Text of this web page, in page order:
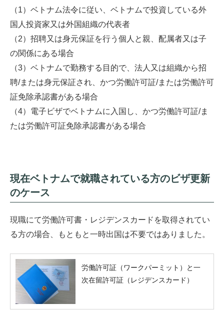
（1）ベトナム法令に従い、ベトナムで投資している外
国人投資家又は外国組織の代表者
（2）招聘又は身元保証を行う個人と親、配属者又は子
の関係にある場合
（3）ベトナムで勤務する目的で、法人又は組織から招
聘/または身元保証され、かつ労働許可証/または労働許可
証免除承認書がある場合
（4）電子ビザでベトナムに入国し、かつ労働許可証/ま
たは労働許可証免除承認書がある場合
現在ベトナムで就職されている方のビザ更新
のケース
現職にて労働許可書・レジデンスカードを取得されてい
る方の場合、もともと一時出国は不要ではありました。
労働許可証（ワークパーミット）と一
次在留許可証（レジデンスカード）